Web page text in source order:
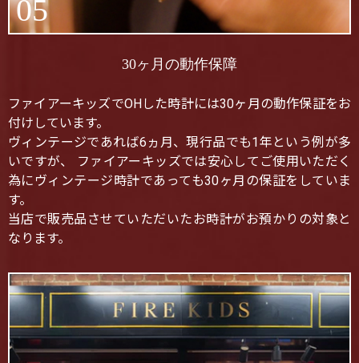
05
30ヶ月の動作保障
ファイアーキッズでOHした時計には30ヶ月の動作保証をお
付けしています。
ヴィンテージであれば6ヵ月、現行品でも1年という例が多
いですが、 ファイアーキッズでは安心してご使用いただく
為にヴィンテージ時計であっても30ヶ月の保証をしていま
す。
当店で販売品させていただいたお時計がお預かりの対象と
なります。